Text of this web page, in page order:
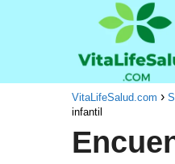
VitaLifeSalud.com
infantil